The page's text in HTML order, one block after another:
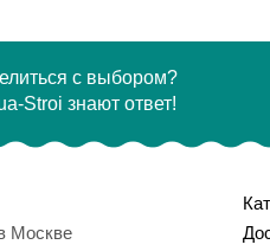
с выбором?
Stroi знают ответ!
Москве